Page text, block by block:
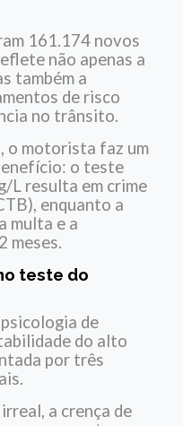
161.174 novos
não apenas a
também a
de risco
no trânsito.
o motorista faz um
o teste
L resulta em crime
enquanto a
multa e a
meses.
teste do
de
do alto
por três
a crença de